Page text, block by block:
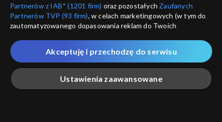
101–200
201–300
301–400
401–500
Rekomendowane dla Ciebie
PRAPREMIERA PRAPREMIERA
Partnerów z IAB* (1201 firm) oraz pozostałych Zaufanych
Partnerów TVP (93 firm), w celach marketingowych (w tym do
zautomatyzowanego dopasowania reklam do Twoich
które wskazujemy poniżej, a także zgody na udostępnianie
przez nas identyfikatora PPID do Google.
Twoje dane osobowe zbierane podczas odwiedzania przez
Ciebie naszych
poszczególnych serwisówzwanych dalej
„Portalem”, w tym informacje zapisywane za pomocą
Ustawienia zaawansowane
Akceptuję i przechodzę do serwisu